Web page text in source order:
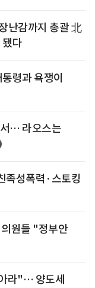
난감까지 총괄 北
됐다
령과 욕쟁이
서… 라오스는
족성폭력·스토킹
원들 "정부안
라"… 양도세